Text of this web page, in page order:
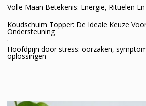
Volle Maan Betekenis: Energie, Rituelen
Koudschuim Topper: De Ideale Keuze
Ondersteuning
Hoofdpijn door stress: oorzaken,
oplossingen